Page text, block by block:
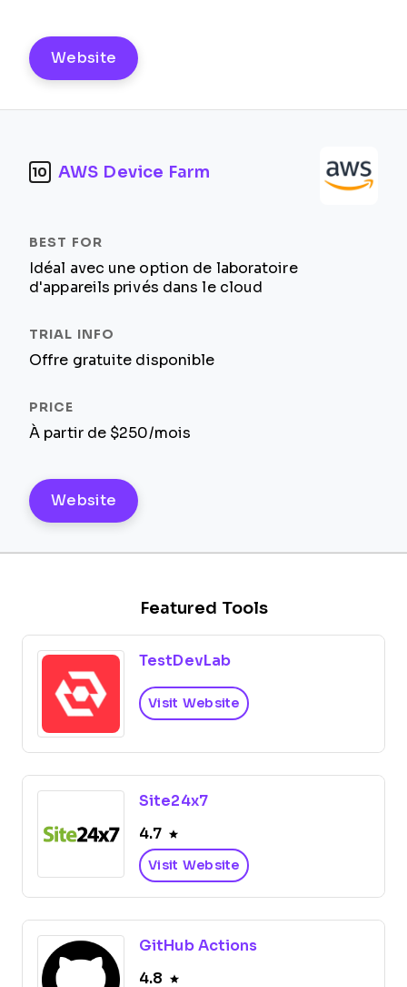
Website
10 AWS Device Farm
Idéal avec une option de laboratoire
d'appareils privés dans le cloud
Offre gratuite disponible
À partir de $250/mois
Website
Featured Tools
TestDevLab
Visit Website
Site24x7
4.7
Visit Website
GitHub Actions
4.8